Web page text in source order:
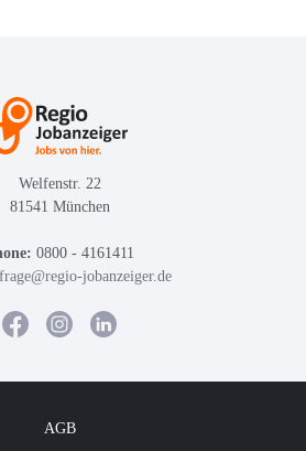
Welfenstr. 22
81541 München
0800 - 4161411
jobanzeiger.de
AGB